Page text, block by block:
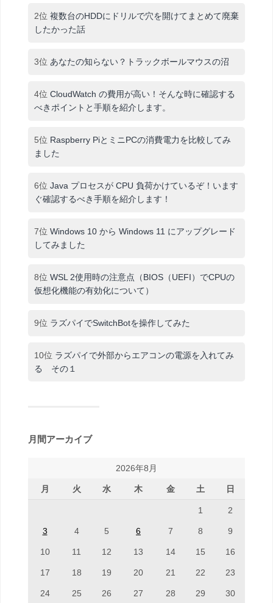
2位 複数台のHDDにドリルで穴を開けてまとめて廃棄
したかった話
3位 あなたの知らない？トラックボールマウスの沼
4位 CloudWatch の費用が高い！そんな時に確認する
べきポイントと手順を紹介します。
5位 Raspberry PiとミニPCの消費電力を比較してみ
ました
6位 Java プロセスが CPU 負荷かけているぞ！います
ぐ確認するべき手順を紹介します！
7位 Windows 10 から Windows 11 にアップグレード
してみました
8位 WSL 2使用時の注意点（BIOS（UEFI）でCPUの
仮想化機能の有効化について）
9位 ラズパイでSwitchBotを操作してみた
10位 ラズパイで外部からエアコンの電源を入れてみ
る その１
月間アーカイブ
2026年8月
月 火 水 木 金 土 日
1 2
3 4 5 6 7 8 9
10 11 12 13 14 15 16
17 18 19 20 21 22 23
24 25 26 27 28 29 30